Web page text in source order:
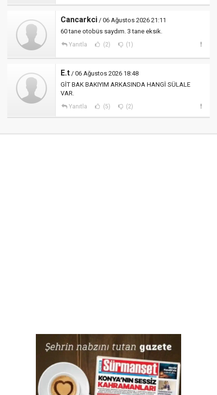
Cancarkci / 06 Ağustos 2026 21:11
60 tane otobüs saydım. 3 tane eksik.
Yanıtla (2) (1)
E.t / 06 Ağustos 2026 18:48
GİT BAK BAKIYIM ARKASINDA HANGİ SÜLALE
VAR.
Yanıtla (5) (2)